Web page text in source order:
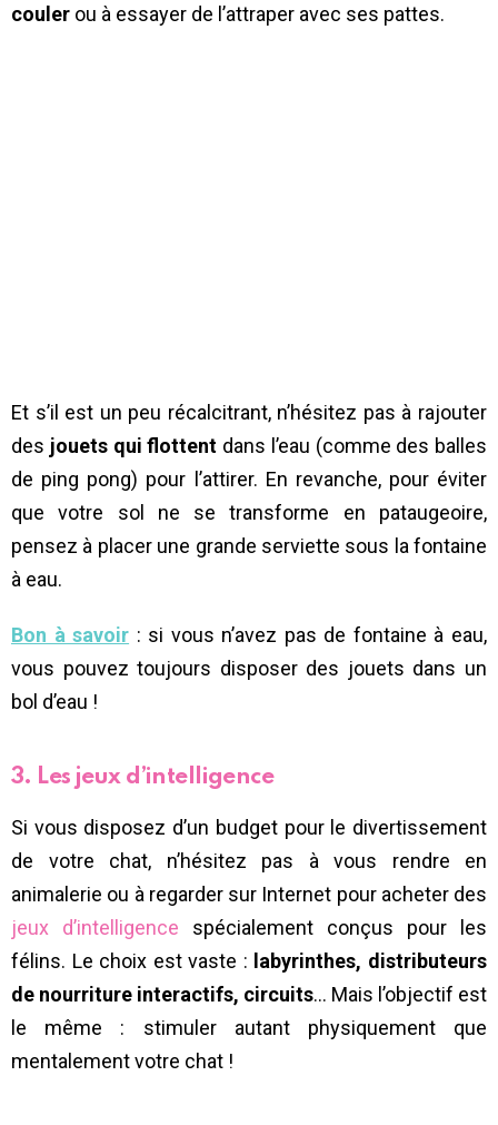
couler ou à essayer de l’attraper avec ses pattes.
Et s’il est un peu récalcitrant, n’hésitez pas à rajouter
des jouets qui flottent dans l’eau (comme des balles
de ping pong) pour l’attirer. En revanche, pour éviter
que votre sol ne se transforme en pataugeoire,
pensez à placer une grande serviette sous la fontaine
à eau.
Bon à savoir : si vous n’avez pas de fontaine à eau,
vous pouvez toujours disposer des jouets dans un
bol d’eau !
3. Les jeux d’intelligence
Si vous disposez d’un budget pour le divertissement
de votre chat, n’hésitez pas à vous rendre en
animalerie ou à regarder sur Internet pour acheter des
jeux d’intelligence spécialement conçus pour les
félins. Le choix est vaste : labyrinthes, distributeurs
de nourriture interactifs, circuits… Mais l’objectif est
le même : stimuler autant physiquement que
mentalement votre chat !